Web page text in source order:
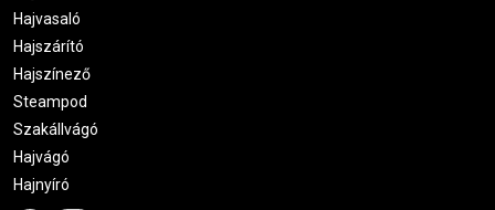
Hajvasaló
Hajszárító
Hajszínező
Steampod
Szakállvágó
Hajvágó
Hajnyíró